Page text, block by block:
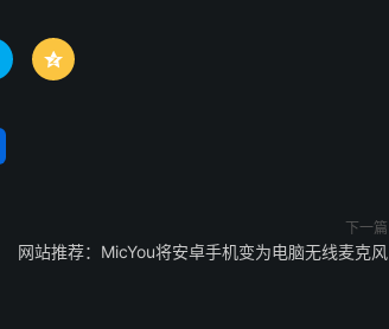

下一篇
网站推荐：MicYou将安卓手机变为电脑无线麦克风